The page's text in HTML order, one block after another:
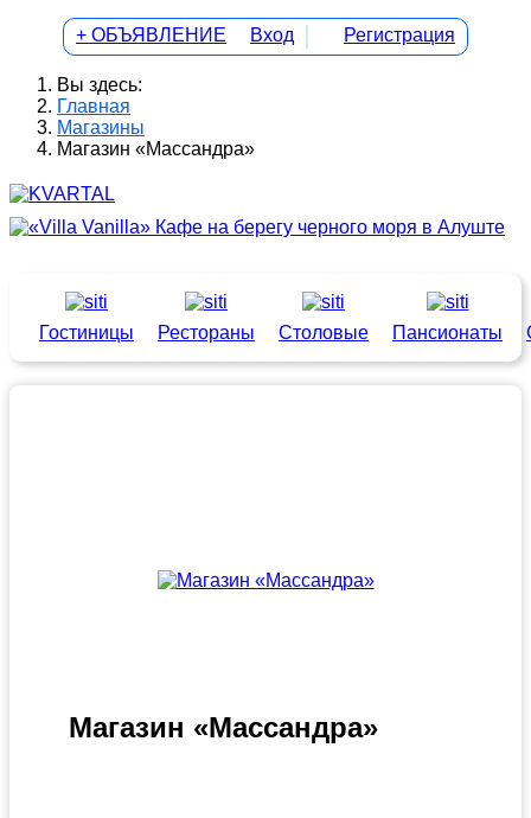
+ ОБЪЯВЛЕНИЕ Вход Регистрация
Вы здесь:
Главная
Магазины
Магазин «Массандра»
Гостиницы Рестораны Столовые Пансионаты
Магазин «Массандра»